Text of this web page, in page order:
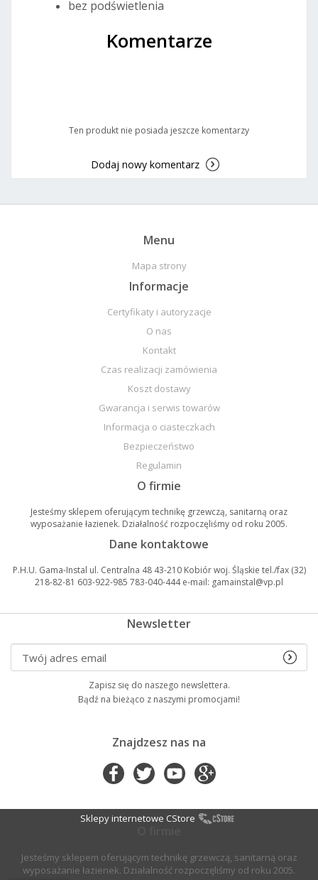
bez podświetlenia
Komentarze
Ten produkt nie posiada jeszcze komentarzy
Dodaj nowy komentarz
Menu
Mapa strony
Informacje
Certyfikaty i autoryzacje
O nas
Kontakt
Czas realizacji zamówienia
Koszt dostawy
Gwarancja i serwis towarów
Informacja o ciasteczkach
Bezpieczeństwo
Regulamin
O firmie
Jesteśmy sklepem oferującym technikę grzewczą, sanitarną oraz
wyposażanie łazienek. Działalność rozpoczęliśmy od roku 2005.
Dane kontaktowe
P.H.U. Gama-Instal ul. Centralna 48 43-210 Kobiór woj. Śląskie tel./fax (32)
218-82-81 603-922-985 783-040-444 e-mail: gamainstal@vp.pl
Newsletter
Zapisz się do naszego newslettera.
Bądź na bieżąco z naszymi promocjami!
Znajdzesz nas na
Sklepy internetowe CStore
Jesteśmy sklepem oferującym technikę grzewczą, sanitarną oraz
wyposażanie łazienek. Działalność rozpoczęliśmy od roku 2005.